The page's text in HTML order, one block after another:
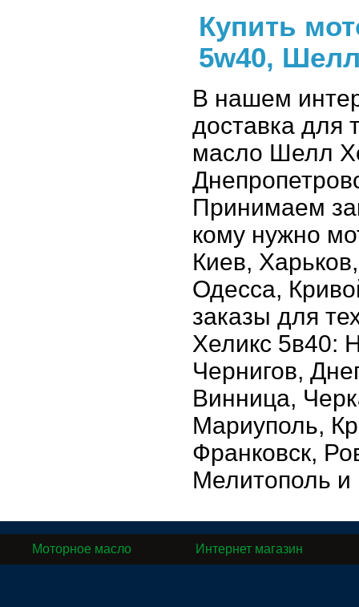
Купить
5w40,
В нашем
доставка для
масло Шелл
Принимаем
кому нужно
Киев,
Одесса,
заказы для
Хеликс 5в40:
Чернигов,
Винница,
Мариуполь,
Франковск,
Мелитополь и
Моторное масло Интернет магазин